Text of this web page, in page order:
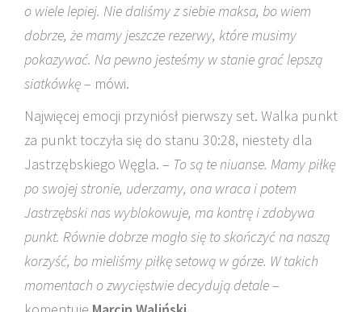
o wiele lepiej. Nie daliśmy z siebie maksa, bo wiem
dobrze, że mamy jeszcze rezerwy, które musimy
pokazywać. Na pewno jesteśmy w stanie grać lepszą
siatkówkę– mówi.
Najwięcej emocji przyniósł pierwszy set. Walka punkt
za punkt toczyła się do stanu 30:28, niestety dla
Jastrzębskiego Węgla. – To są te niuanse. Mamy piłkę
po swojej stronie, uderzamy, ona wraca i potem
Jastrzębski nas wyblokowuje, ma kontrę i zdobywa
punkt. Równie dobrze mogło się to skończyć na naszą
korzyść, bo mieliśmy piłkę setową w górze. Wtakich
momentach o zwycięstwie decydują detale–